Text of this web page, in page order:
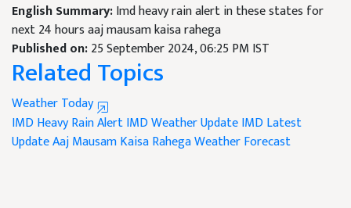
English Summary:Imd heavy rain alert in these states for
next 24 hours aaj mausam kaisa rahega
Published on:25 September 2024, 06:25 PM IST
Related Topics
Weather Today
IMD Heavy Rain AlertIMD Weather UpdateIMD Latest
UpdateAaj Mausam Kaisa RahegaWeather Forecast